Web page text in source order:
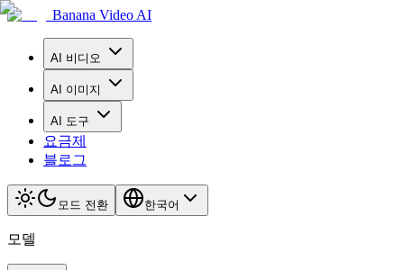
Banana Video AI
AI 비디오
AI 이미지
AI 도구
요금제
블로그
모드 전환 한국어
모델